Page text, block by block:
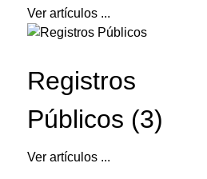
Ver artículos ...
Registros
Públicos (3)
Ver artículos ...